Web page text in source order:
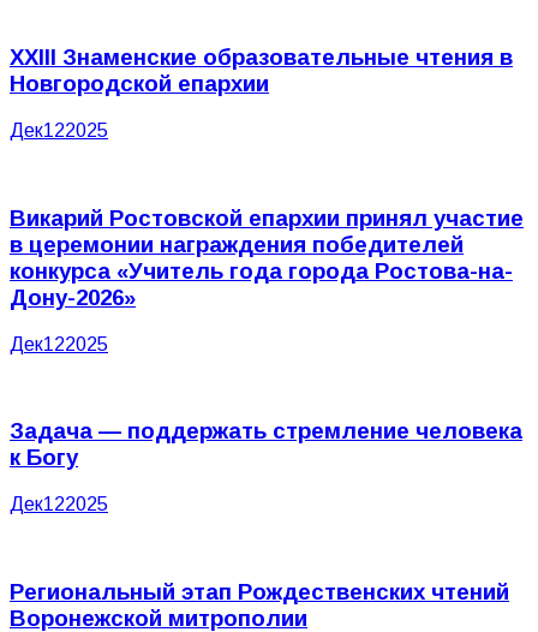
XXIII Знаменские образовательные чтения в
Новгородской епархии
Дек122025
Викарий Ростовской епархии принял участие
в церемонии награждения победителей
конкурса «Учитель года города Ростова-на-
Дону-2026»
Дек122025
Задача — поддержать стремление человека
к Богу
Дек122025
Региональный этап Рождественских чтений
Воронежской митрополии